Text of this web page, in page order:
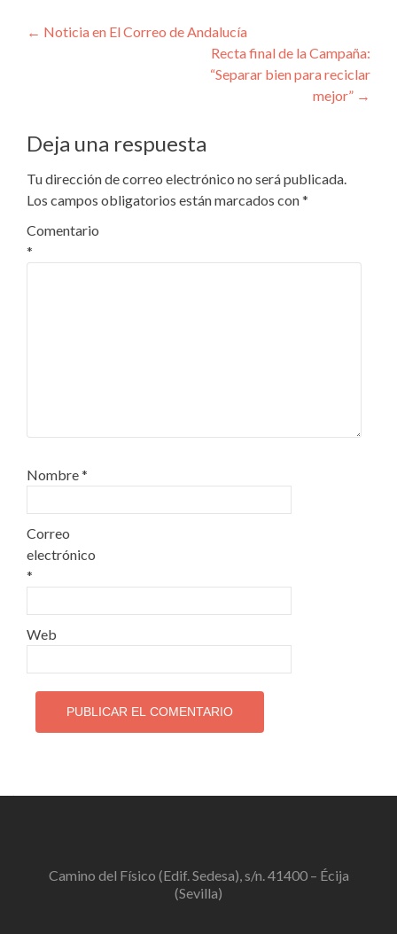
Navegación
← Noticia en El Correo de Andalucía
Recta final de la Campaña:
“Separar bien para reciclar
mejor” →
Deja una respuesta
Tu dirección de correo electrónico no será publicada.
Los campos obligatorios están marcados con*
Comentario
*
Nombre*
Correo
electrónico
*
Web
Camino del Físico (Edif. Sedesa), s/n. 41400 – Écija
(Sevilla)